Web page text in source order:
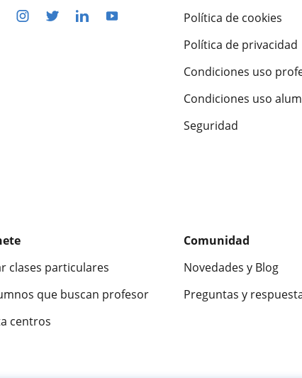
Política de cookies
Política de privacidad
Condiciones uso
Condiciones uso
Seguridad
clases particulares
que buscan profesor
centros
Comunidad
Novedades y Blog
Preguntas y